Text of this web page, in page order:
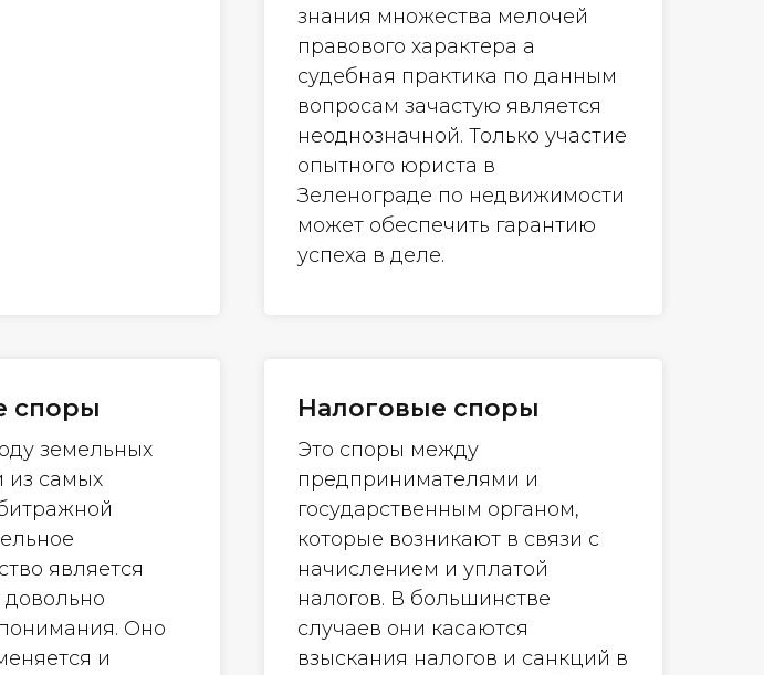
знания множества мелочей
правового характера а
судебная практика по данным
вопросам зачастую является
неоднозначной. Только участие
опытного юриста в
Зеленограде по недвижимости
может обеспечить гарантию
успеха в деле.
споры
земельных
из самых
является
Оно
и
Налоговые споры
Это споры между
предпринимателями и
государственным органом,
которые возникают в связи с
начислением и уплатой
налогов. В большинстве
случаев они касаются
взыскания налогов и санкций в